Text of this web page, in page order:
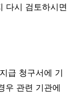
다시 검토하시면
급 청구서에 기
우 관련 기관에